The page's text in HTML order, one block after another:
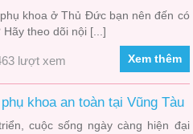
khoa ở Thủ Đức bạn nên đến có
Hãy theo dõi nội [...]
lượt xem Xem thêm
khoa an toàn tại Vũng Tàu
cuộc sống ngày càng hiện đại